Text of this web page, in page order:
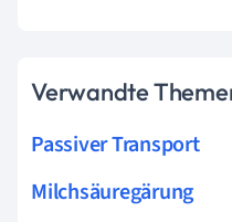
Verwandte
Passiver Transport
Milchsäuregärung